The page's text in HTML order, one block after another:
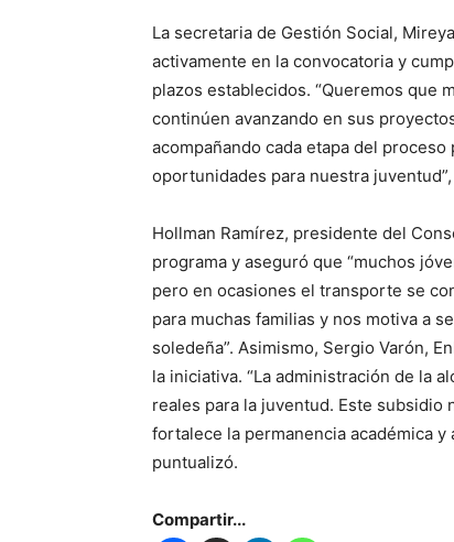
La secretaria de Gestión Social,
activamente en la convocatoria y
plazos establecidos. “Queremos que
continúen avanzando en sus
acompañando cada etapa del
oportunidades para nuestra
Hollman Ramírez, presidente del
programa y aseguró que “muchos
pero en ocasiones el transporte se
para muchas familias y nos motiva a
soledeña”. Asimismo, Sergio Varón,
la iniciativa. “La administración de la
reales para la juventud. Este subsidio
fortalece la permanencia académica
puntualizó.
Compartir...